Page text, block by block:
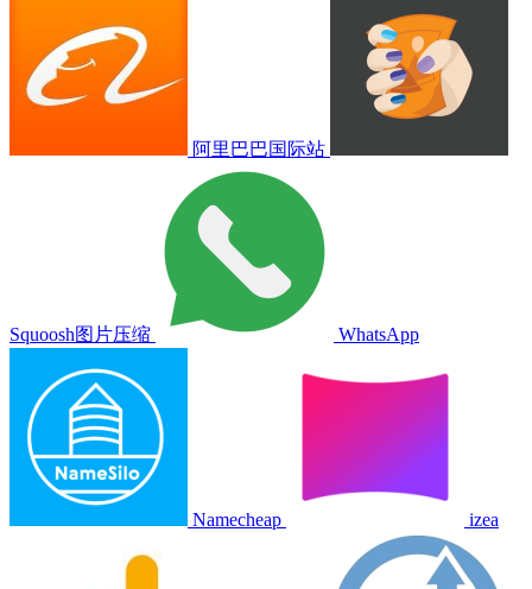
阿里巴巴国际站
Squoosh图片压缩 WhatsApp
Namecheap izea